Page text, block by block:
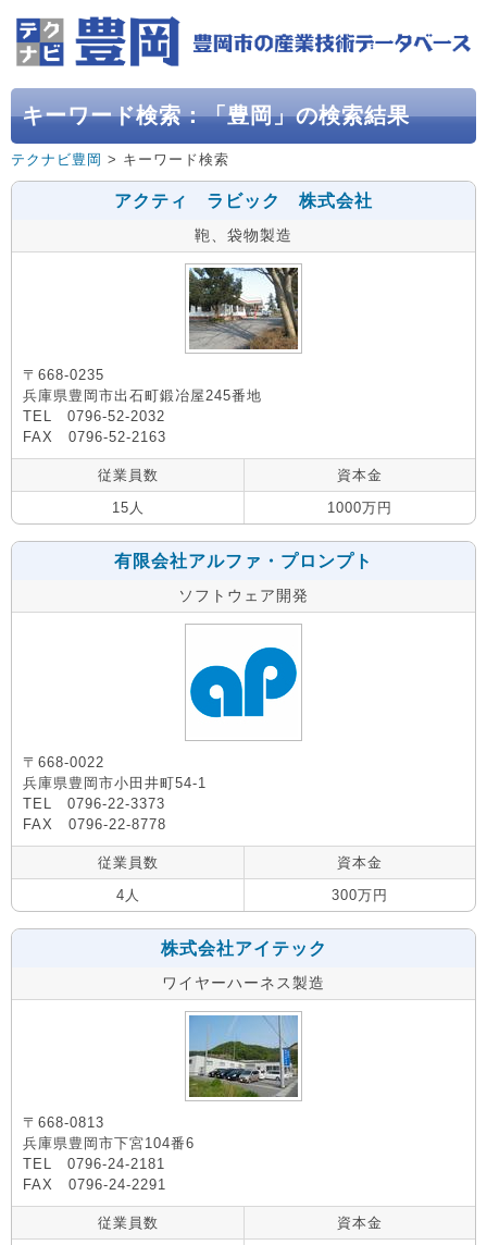
キーワード検索：「豊岡」の検索結果
テクナビ豊岡 > キーワード検索
アクティ ラビック 株式会社
鞄、袋物製造
〒668-0235
兵庫県豊岡市出石町鍛冶屋245番地
TEL 0796-52-2032
FAX 0796-52-2163
従業員数
資本金
15人
1000万円
有限会社アルファ・プロンプト
ソフトウェア開発
〒668-0022
兵庫県豊岡市小田井町54-1
TEL 0796-22-3373
FAX 0796-22-8778
従業員数
資本金
4人
300万円
株式会社アイテック
ワイヤーハーネス製造
〒668-0813
兵庫県豊岡市下宮104番6
TEL 0796-24-2181
FAX 0796-24-2291
従業員数
資本金